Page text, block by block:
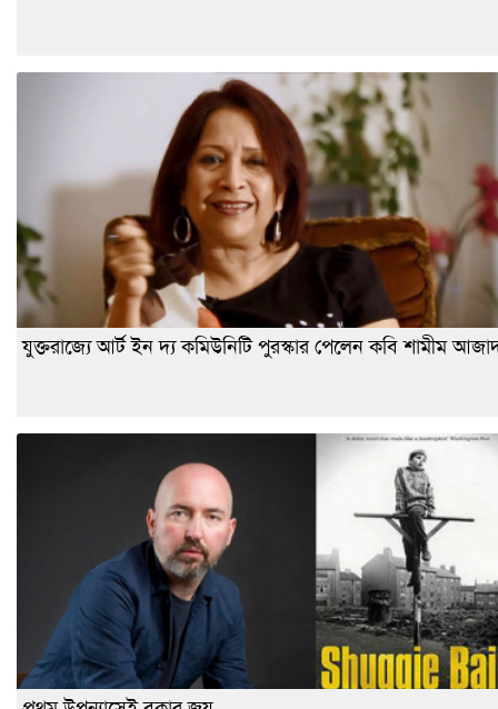
যুক্তরাজ্যে আর্ট ইন দ্য কমিউনিটি পুরস্কার পেলেন কবি শামীম